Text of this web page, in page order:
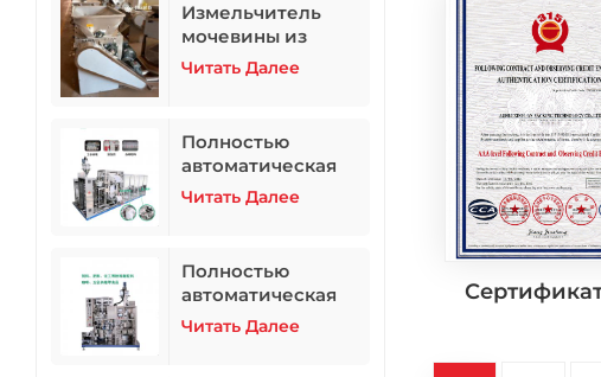
Измельчитель
мочевины из
нержавеющей
Читать Далее
Полностью
автоматическая
шестигранная
машина ZB-500N2
Читать Далее
Полностью
автоматическая
шестигранная
Читать Далее